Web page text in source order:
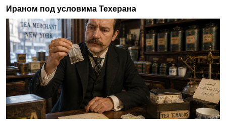
Ираном под условима Техерана